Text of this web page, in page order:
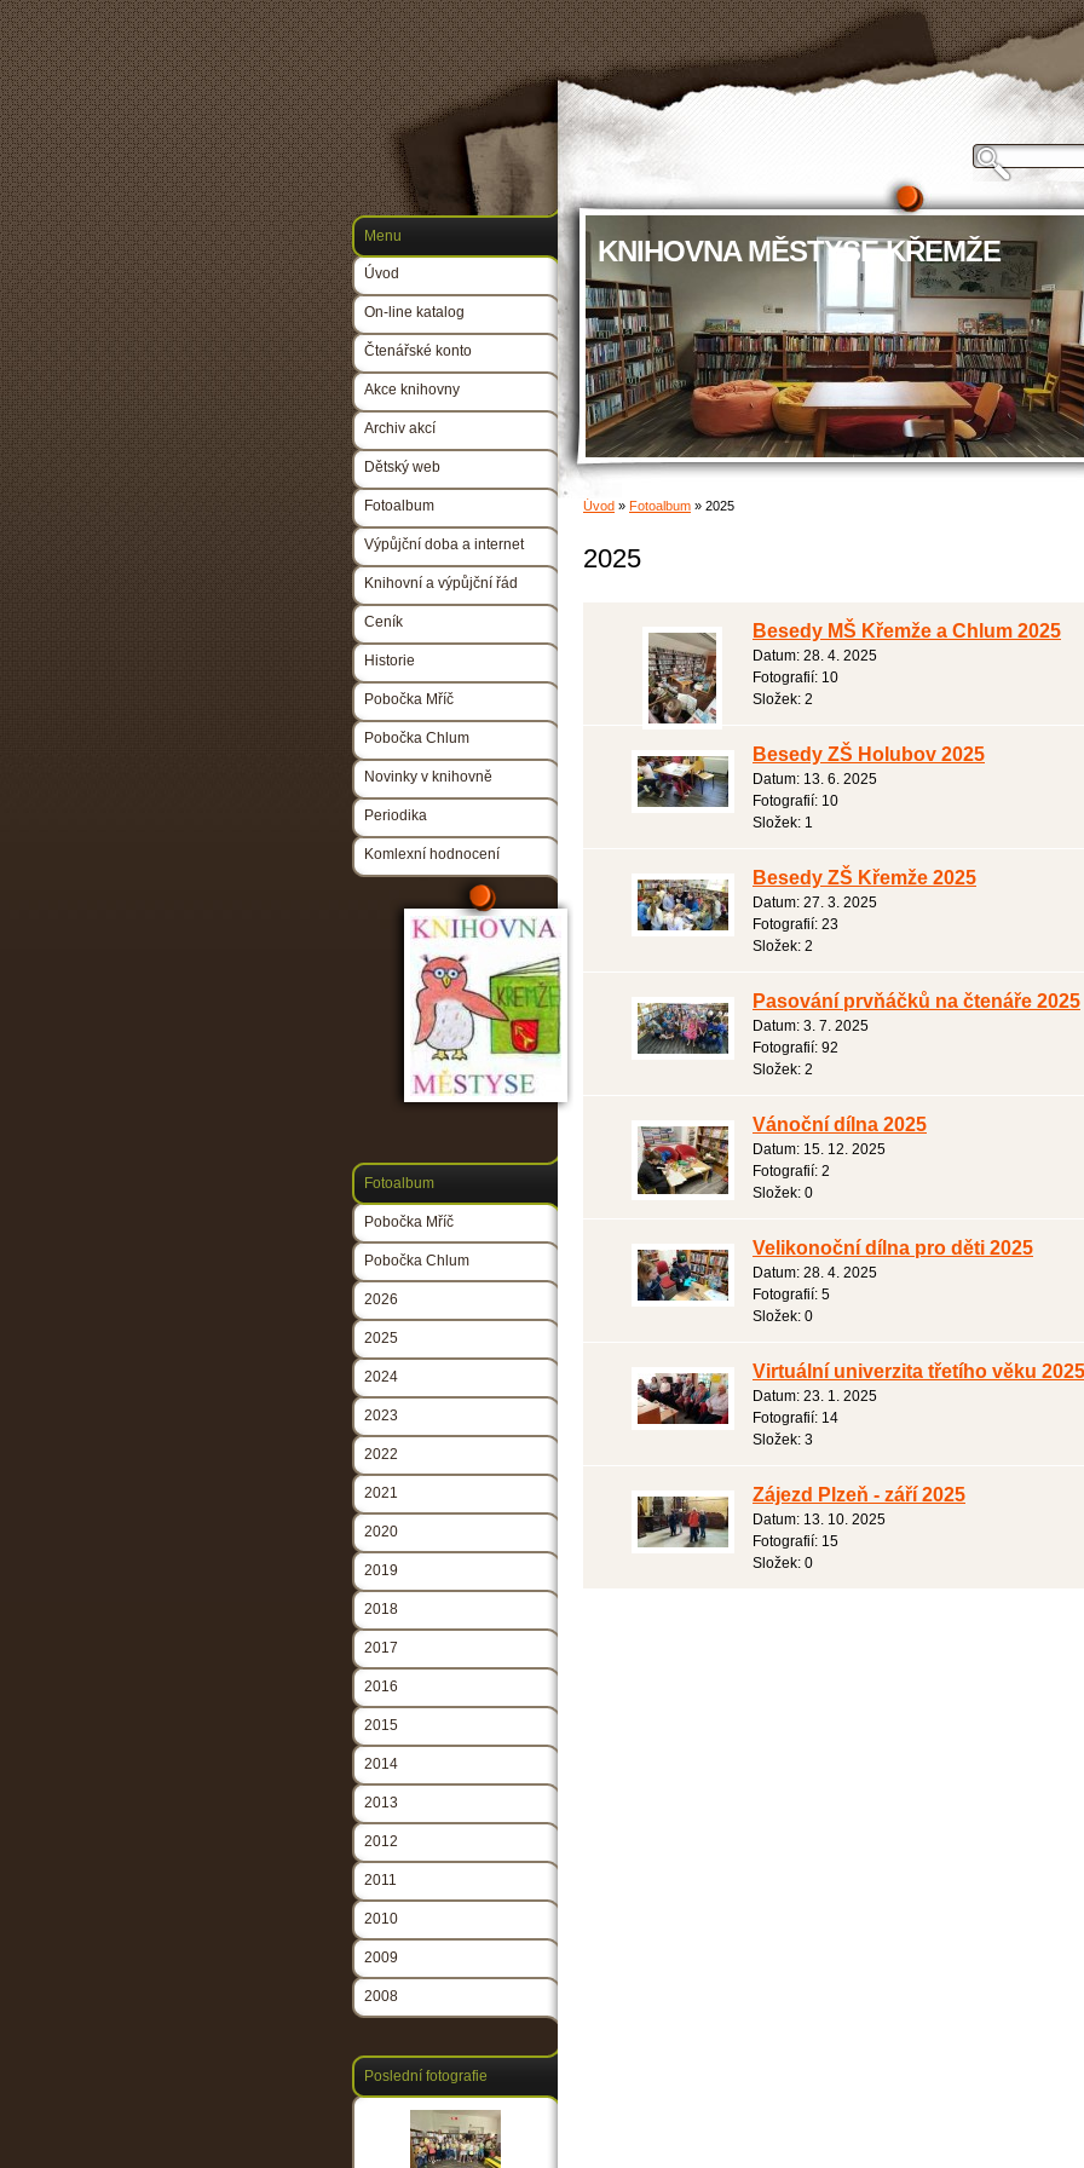
KNIHOVNA MĚSTYSE KŘEMŽE
Úvod » Fotoalbum » 2025
2025
Besedy MŠ Křemže a Chlum 2025
Datum: 28. 4. 2025
Fotografií: 10
Složek: 2
Besedy ZŠ Holubov 2025
Datum: 13. 6. 2025
Fotografií: 10
Složek: 1
Besedy ZŠ Křemže 2025
Datum: 27. 3. 2025
Fotografií: 23
Složek: 2
Pasování prvňáčků na čtenáře 2025
Datum: 3. 7. 2025
Fotografií: 92
Složek: 2
Vánoční dílna 2025
Datum: 15. 12. 2025
Fotografií: 2
Složek: 0
Velikonoční dílna pro děti 2025
Datum: 28. 4. 2025
Fotografií: 5
Složek: 0
Virtuální univerzita třetího věku 2025
Datum: 23. 1. 2025
Fotografií: 14
Složek: 3
Zájezd Plzeň - září 2025
Datum: 13. 10. 2025
Fotografií: 15
Složek: 0
Menu
Úvod
On-line katalog
Čtenářské konto
Akce knihovny
Archiv akcí
Dětský web
Fotoalbum
Výpůjční doba a internet
Knihovní a výpůjční řád
Ceník
Historie
Pobočka Mříč
Pobočka Chlum
Novinky v knihovně
Periodika
Komlexní hodnocení
Fotoalbum
Pobočka Mříč
Pobočka Chlum
2026
2025
2024
2023
2022
2021
2020
2019
2018
2017
2016
2015
2014
2013
2012
2011
2010
2009
2008
Poslední fotografie